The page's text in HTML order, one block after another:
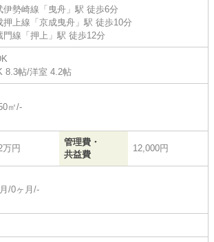
伊勢崎線 「 曳舟 」駅 徒歩6分
押上線 「 京成曳舟 」駅 徒歩10分
門線 「 押上 」駅 徒歩12分
8.3帖/洋室 4.2帖
㎡/-
万円
管理費・
共益費
12,000円
/0ヶ月/-